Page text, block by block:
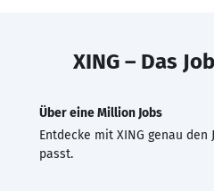
XING – Das
Über eine Million Jobs
Entdecke mit XING genau den
passt.